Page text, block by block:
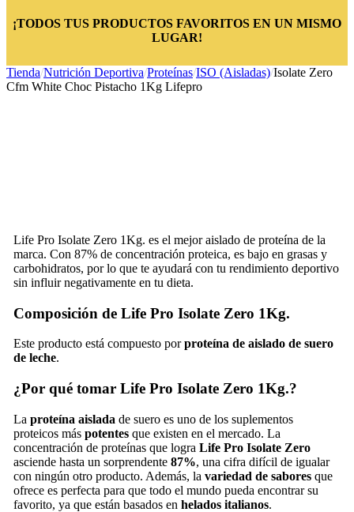
¡TODOS TUS PRODUCTOS FAVORITOS EN UN MISMO
LUGAR!
Tienda/Nutrición Deportiva/Proteínas/ISO (Aisladas)/Isolate Zero
Cfm White Choc Pistacho 1Kg Lifepro
Life Pro Isolate Zero 1Kg. es el mejor aislado de proteína de la
marca. Con 87% de concentración proteica, es bajo en grasas y
carbohidratos, por lo que te ayudará con tu rendimiento deportivo
sin influir negativamente en tu dieta.
Composición de Life Pro Isolate Zero 1Kg.
Este producto está compuesto porproteína de aislado de suero
de leche.
¿Por qué tomar Life Pro Isolate Zero 1Kg.?
La proteína aislada de suero es uno de los suplementos
proteicos más potentesque existen en el mercado. La
concentración de proteínas que logra Life Pro Isolate Zero
asciende hasta un sorprendente 87%, una cifra difícil de igualar
con ningún otro producto. Además, la variedad de saboresque
ofrece es perfecta para que todo el mundo pueda encontrar su
favorito, ya que están basados en helados italianos.